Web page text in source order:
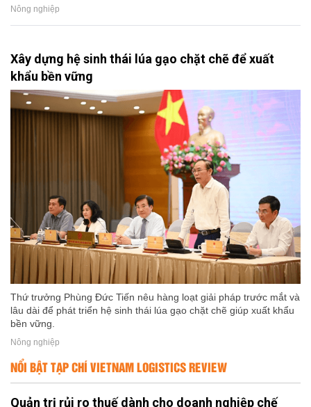
Nông nghiệp
Xây dựng hệ sinh thái lúa gạo chặt chẽ để xuất
khẩu bền vững
Thứ trưởng Phùng Đức Tiến nêu hàng loạt giải pháp trước mắt và
lâu dài để phát triển hệ sinh thái lúa gạo chặt chẽ giúp xuất khẩu
bền vững.
Nông nghiệp
NỔI BẬT TẠP CHÍ VIETNAM LOGISTICS REVIEW
Quản trị rủi ro thuế dành cho doanh nghiệp chế